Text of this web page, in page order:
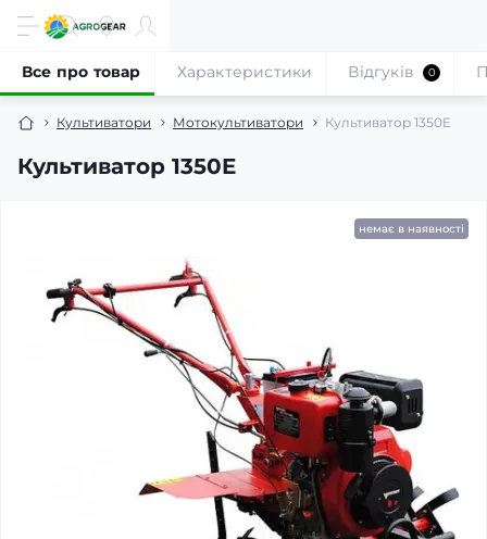
Культиватори Мотокультиватори Культиватор 1350E
Культиватор 1350E
Все про товар Характеристики Відгуків 0
немає в наявності